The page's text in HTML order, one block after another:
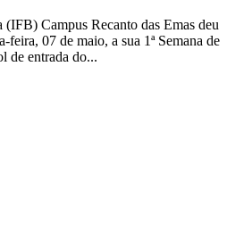
Campus Recanto das Emas deu
feira, 07 de maio, a sua 1ª Semana de
de entrada do...